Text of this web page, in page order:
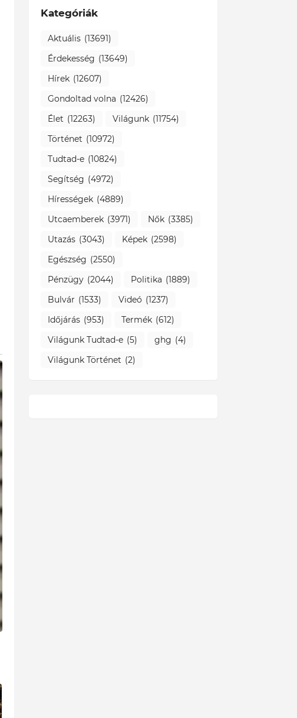
Kategóriák
Aktuális (13691)
Érdekesség (13649)
Hírek (12607)
Gondoltad volna (12426)
Élet (12263) Világunk (11754)
Történet (10972)
Tudtad-e (10824)
Segítség (4972)
Hírességek (4889)
Utcaemberek (3971) Nők (3385)
Utazás (3043) Képek (2598)
Egészség (2550)
Pénzügy (2044) Politika (1889)
Bulvár (1533) Videó (1237)
Időjárás (953) Termék (612)
Világunk Tudtad-e (5) ghg (4)
Világunk Történet (2)